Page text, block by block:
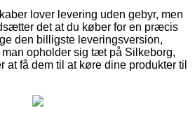
lover levering uden gebyr, men
det at du køber for en præcis
den billigste leveringsversion,
opholder sig tæt på Silkeborg,
at få dem til at køre dine produkter til